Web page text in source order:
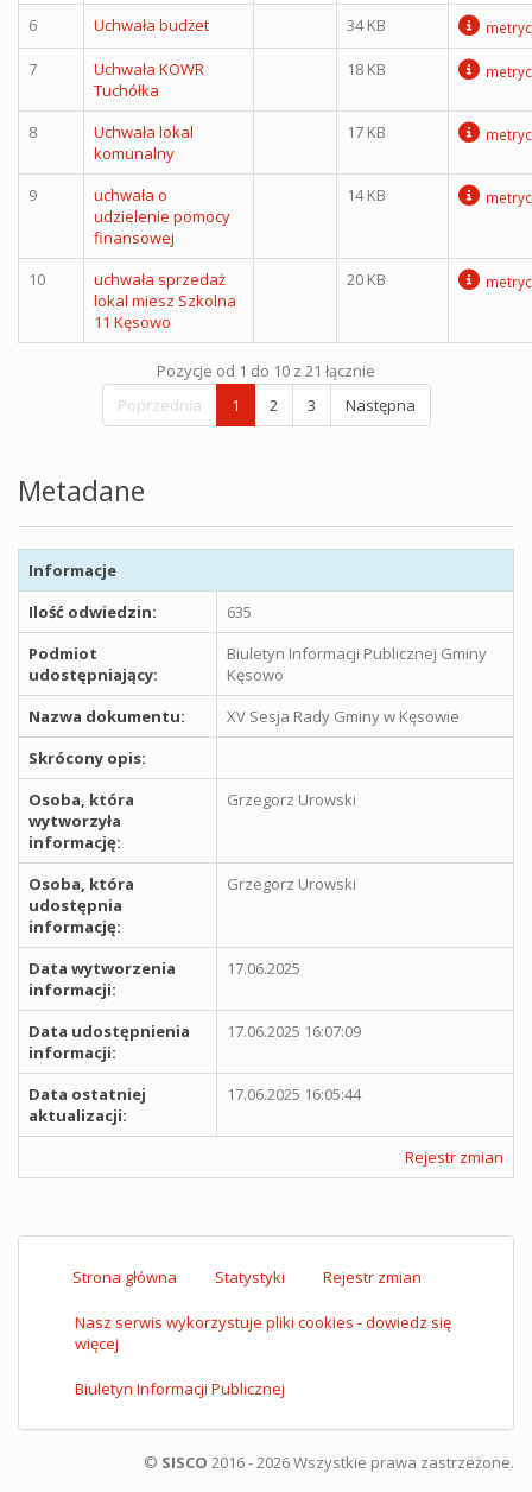
6 Uchwała budżet 34 KB
7
Uchwała KOWR
Tuchółka
18 KB
8
Uchwała lokal
komunalny
17 KB
9
uchwała o
udzielenie pomocy
finansowej
14 KB
10
uchwała sprzedaż
lokal miesz Szkolna
11 Kęsowo
20 KB
Pozycje od 1 do 10 z 21 łącznie
Poprzednia
1 2 3 Następna
Metadane
Informacje
Ilość odwiedzin:
635
Podmiot
udostępniający:
Biuletyn Informacji Publicznej Gminy
Kęsowo
Nazwa dokumentu:
XV Sesja Rady Gminy w Kęsowie
Skrócony opis:
Osoba, która
wytworzyła
informację:
Grzegorz Urowski
Osoba, która
udostępnia
informację:
Grzegorz Urowski
Data wytworzenia
informacji:
17.06.2025
Data udostępnienia
informacji:
17.06.2025 16:07:09
Data ostatniej
aktualizacji:
17.06.2025 16:05:44
Rejestr zmian
Strona główna Statystyki Rejestr zmian
Nasz serwis wykorzystuje pliki cookies - dowiedz się
więcej
Biuletyn Informacji Publicznej
© SISCO 2016 - 2026 Wszystkie prawa zastrzeżone.